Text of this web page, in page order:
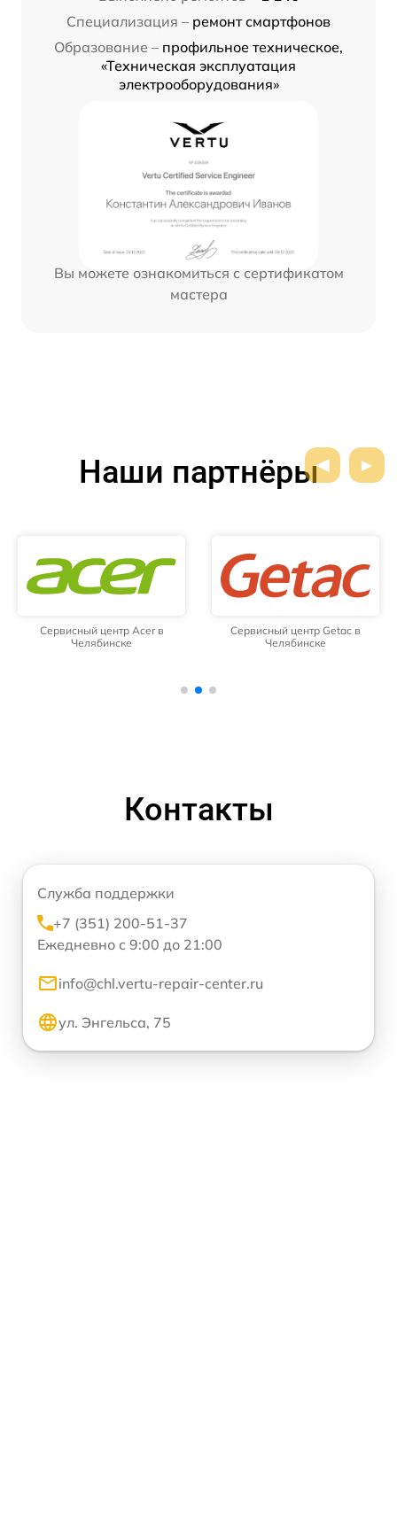
Специализация – ремонт смартфонов
Образование – профильное техническое,
«Техническая эксплуатация
электрооборудования»
Вы можете ознакомиться с сертификатом
мастера
Наши партнёры
Сервисный центр Acer в
Челябинске
Сервисный центр Getac в
Челябинске
Контакты
Служба поддержки
+7 (351) 200-51-37
Ежедневно с 9:00 до 21:00
info@chl.vertu-repair-center.ru
ул. Энгельса, 75